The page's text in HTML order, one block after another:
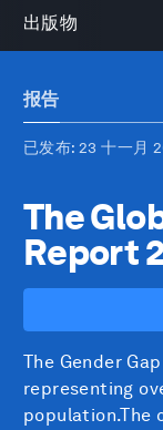
出版物
报告
已发布: 23 十一月
The
Report
The Gender
representing
population.The